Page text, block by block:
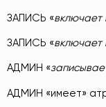
ЗАПИСЬ «включает
ЗАПИСЬ «включает
АДМИН «
АДМИН «имеет»